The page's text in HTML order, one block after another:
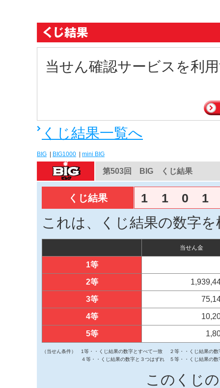
当せん確認サービスを利
くじ結果一覧へ
BIG BIG1000 mini BIG
第503回 BIG くじ結果
くじ結果 1 1 0 1
これは、くじ結果の数字
当せん金
1等
2等
3等
4等
5等
（当せん条件） 1等・・くじ結果の数字とすべて一致
２等・・くじ結果の
４等・・くじ結果の数字と３つはずれ
５等・・くじ結果の
このくじ